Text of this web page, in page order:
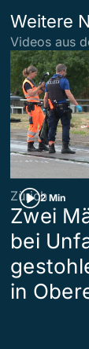
Weitere
Videos aus
2 Min
Zürich
Zwei
bei
in